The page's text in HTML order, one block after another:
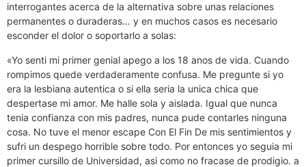
interrogantes acerca de la alternativa sobre unas relaciones
permanentes o duraderas… y en muchos casos es necesario
esconder el dolor o soportarlo a solas:
«Yo senti mi primer genial apego a los 18 anos de vida. Cuando
rompimos quede verdaderamente confusa. Me pregunte si yo
era la lesbiana autentica o si ella seria la unica chica que
despertase mi amor. Me halle sola y aislada. Igual que nunca
tenia confianza con mis padres, nunca pude contarles ninguna
cosa. No tuve el menor escape Con El Fin De mis sentimientos y
sufri un despego horrible sobre todo. Por entonces yo seguia mi
primer cursillo de Universidad, asi­ como no fracase de prodigio. a